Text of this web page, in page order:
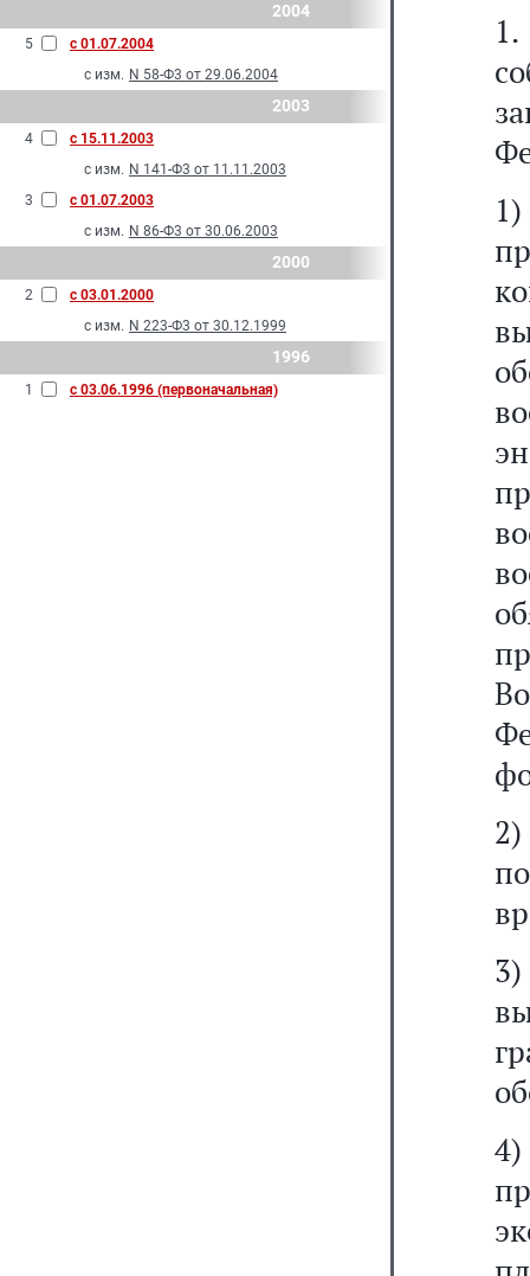
2004
5
с 01.07.2004
с изм. N 58-Ф3 от 29.06.2004
2003
4
с 15.11.2003
с изм. N 141-Ф3 от 11.11.2003
3
с 01.07.2003
с изм. N 86-Ф3 от 30.06.2003
2000
2
с 03.01.2000
с изм. N 223-Ф3 от 30.12.1999
1996
1 с 03.06.1996 (первоначальная)